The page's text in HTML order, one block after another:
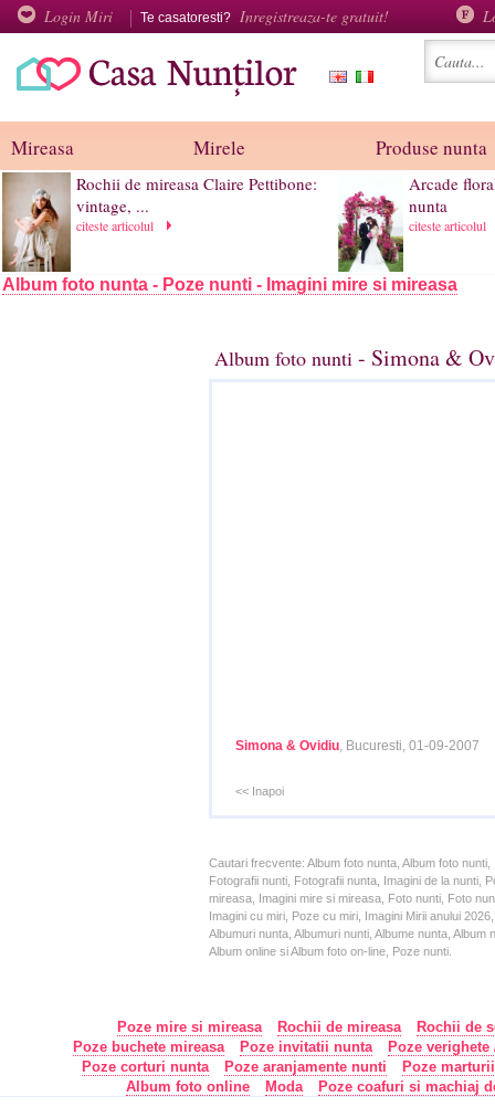
Login Miri Te casatoresti? Inregistreaza-te gratuit!
Mireasa Mirele Produse nunta
Rochii de mireasa Claire Pettibone:
vintage, ...
citeste articolul
Arcade
nunta
citeste articolul
Album foto nunta - Poze nunti - Imagini mire si mireasa
Album foto nunti - Simona &
Simona & Ovidiu, Bucuresti, 01-09-2007
<< Inapoi
Cautari frecvente: Album foto nunta, Album foto
Fotografii nunti, Fotografii nunta, Imagini de la nunti,
mireasa, Imagini mire si mireasa, Foto nunti, Foto
Imagini cu miri, Poze cu miri, Imagini Mirii anului
Albumuri nunta, Albumuri nunti, Albume nunta,
Album online si Album foto on-line, Poze nunti.
Poze mire si mireasa Rochii de mireasa
Rochii de
Poze buchete mireasa
Poze invitatii nunta
Poze
Poze corturi nunta
Poze aranjamente nunti
Poze
Album foto online
Moda Poze coafuri si machiaj